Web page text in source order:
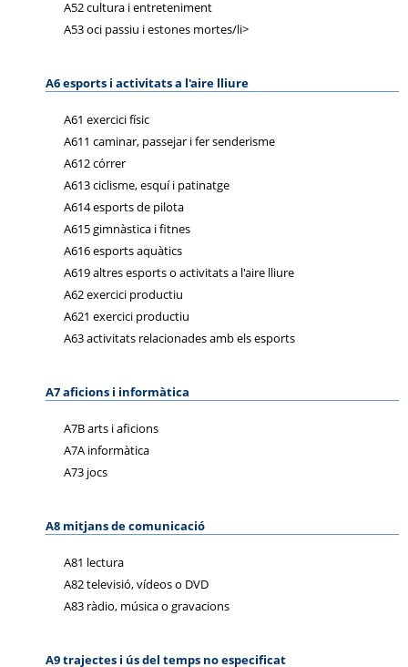
A52 cultura i entreteniment
A53 oci passiu i estones mortes/li>
A6 esports i activitats a l'aire lliure
A61 exercici físic
A611 caminar, passejar i fer senderisme
A612 córrer
A613 ciclisme, esquí i patinatge
A614 esports de pilota
A615 gimnàstica i fitnes
A616 esports aquàtics
A619 altres esports o activitats a l'aire lliure
A62 exercici productiu
A621 exercici productiu
A63 activitats relacionades amb els esports
A7 aficions i informàtica
A7B arts i aficions
A7A informàtica
A73 jocs
A8 mitjans de comunicació
A81 lectura
A82 televisió, vídeos o DVD
A83 ràdio, música o gravacions
A9 trajectes i ús del temps no especificat